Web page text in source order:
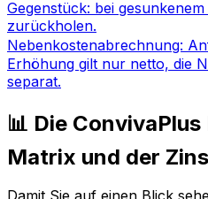
Gegenstück: bei
zurückholen.
Nebenkostenabrechnung:
Erhöhung gilt nur netto, die
separat.
📊 Die
Matrix und der